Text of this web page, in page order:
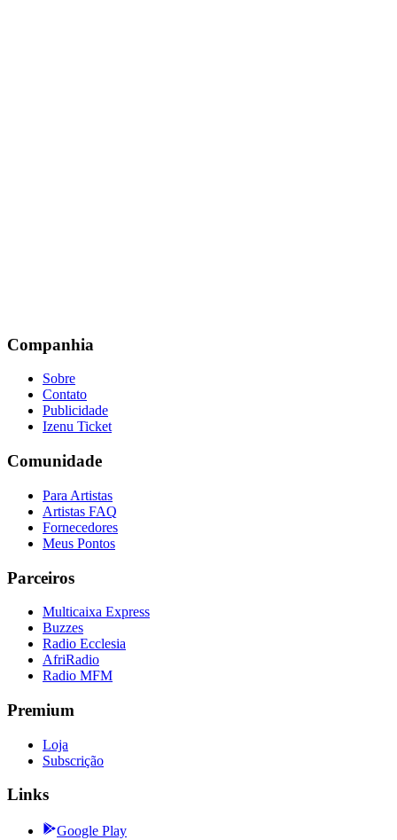
Companhia
Sobre
Contato
Publicidade
Izenu Ticket
Comunidade
Para Artistas
Artistas FAQ
Fornecedores
Meus Pontos
Parceiros
Multicaixa Express
Buzzes
Radio Ecclesia
AfriRadio
Radio MFM
Premium
Loja
Subscrição
Links
Google Play